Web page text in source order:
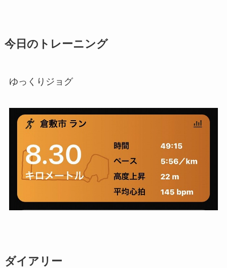
今日のトレーニング
ゆっくりジョグ
ダイアリー